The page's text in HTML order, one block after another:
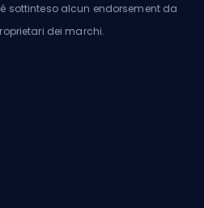
sottinteso alcun endorsement da
dei marchi.